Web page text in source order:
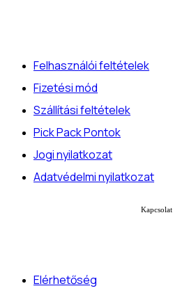
Felhasználói feltételek
Fizetési mód
Szállítási feltételek
Pick Pack Pontok
Jogi nyilatkozat
Adatvédelmi nyilatkozat
Kapcsolat
Elérhetőség